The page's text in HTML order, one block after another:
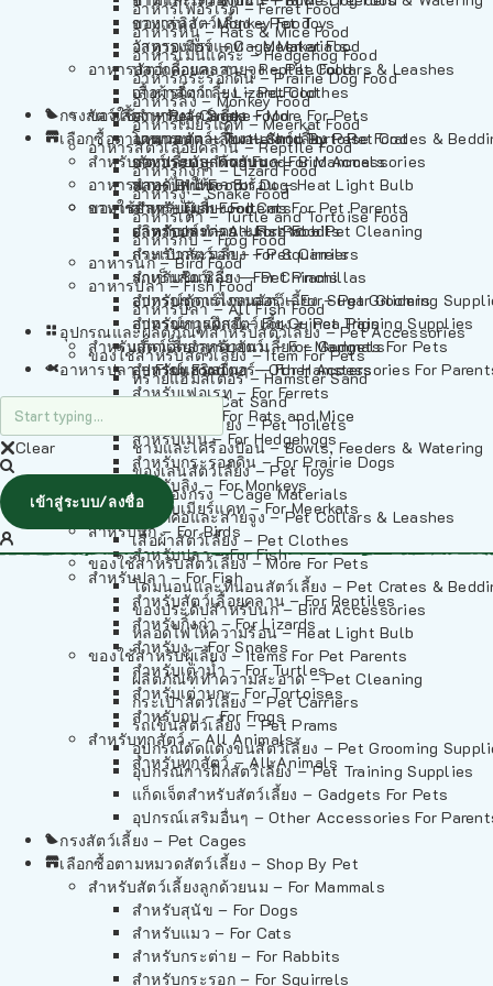
อาหารเฟอร์เร็ต – Ferret Food
อาหารหนู – Rats & Mice Food
อาหารเม่นแคระ – Hedgehog Food
อาหารกระรอกดิน – Prairie Dog Food
อาหารลิง – Monkey Food
อาหารเมียร์แคท – Meerkat Food
อาหารสัตว์เลี้อยคลาน – Reptile Food
อาหารกิ้งก่า – Lizard Food
อาหารงู – Snake Food
อาหารเต่า – Turtle and Tortoise Food
อาหารกบ – Frog Food
อาหารนก – Bird Food
อาหารปลา – Fish Food
อาหารปลา – All Fish Food
อุปกรณและผลิตภัณฑ์สำหรับสัตว์เลี้ยง – Pet Accessories
ของใช้สำหรับสัตว์เลี้ยง – Item For Pets
ทรายแฮมสเตอร์ – Hamster Sand
ทรายแมว – Cat Sand
ห้องน้ำสัตว์เลี้ยง – Pet Toilets
ชามและเครื่องป้อน – Bowls, Feeders & Watering
ของเล่นสัตว์เลี้ยง – Pet Toys
วัสดุรองกรง – Cage Materials
ปลอกคอและสายจูง – Pet Collars & Leashes
เสื้อผ้าสัตว์เลี้ยง – Pet Clothes
ของใช้สำหรับสัตว์เลี้ยง – More For Pets
โดมนอนและที่นอนสัตว์เลี้ยง – Pet Crates &
ของประดับสำหรับนก – Bird Accessories
หลอดไฟให้ความร้อน – Heat Light Bulb
ของใช้สำหรับผู้เลี้ยง – Items For Pet Parents
ผลิตภัณฑ์ทำความสะอาด – Pet Cleaning
กระเป๋าสัตว์เลี้ยง – Pet Carriers
รถเข็นสัตว์เลี้ยง – Pet Prams
อุปกรณ์ตัดแต่งขนสัตว์เลี้ยง – Pet Grooming
อุปกรณ์การฝึกสัตว์เลี้ยง – Pet Training Supplies
แก็ดเจ็ตสำหรับสัตว์เลี้ยง – Gadgets For Pets
อุปกรณ์เสริมอื่นๆ – Other Accessories For
กรงสัตว์เลี้ยง – Pet Cages
เลือกซื้อตามหมวดสัตว์เลี้ยง – Shop By Pet
สำหรับสัตว์เลี้ยงลูกด้วยนม – For Mammals
สำหรับสุนัข – For Dogs
สำหรับแมว – For Cats
สำหรับกระต่าย – For Rabbits
สำหรับกระรอก – For Squirrels
อาหารลิง – Monkey Food
อาหารเมียร์แคท – Meerkat Food
อาหารสัตว์เลี้อยคลาน – Reptile Food
อาหารกิ้งก่า – Lizard Food
อาหารงู – Snake Food
อาหารเต่า – Turtle and Tortoise Food
อาหารกบ – Frog Food
อาหารนก – Bird Food
อาหารปลา – Fish Food
อาหารปลา – All Fish Food
ของเล่นสัตว์เลี้ยง – Pet Toys
วัสดุรองกรง – Cage Materials
ปลอกคอและสายจูง – Pet Collars & Leashes
เสื้อผ้าสัตว์เลี้ยง – Pet Clothes
ของใช้สำหรับสัตว์เลี้ยง – More For Pets
โดมนอนและที่นอนสัตว์เลี้ยง – Pet Crates &
ของประดับสำหรับนก – Bird Accessories
หลอดไฟให้ความร้อน – Heat Light Bulb
ของใช้สำหรับผู้เลี้ยง – Items For Pet Parents
ผลิตภัณฑ์ทำความสะอาด – Pet Cleaning
กระเป๋าสัตว์เลี้ยง – Pet Carriers
รถเข็นสัตว์เลี้ยง – Pet Prams
อุปกรณ์ตัดแต่งขนสัตว์เลี้ยง – Pet Grooming
อุปกรณ์การฝึกสัตว์เลี้ยง – Pet Training Supplies
แก็ดเจ็ตสำหรับสัตว์เลี้ยง – Gadgets For Pets
อุปกรณ์เสริมอื่นๆ – Other Accessories For
กรงสัตว์เลี้ยง – Pet Cages
เลือกซื้อตามหมวดสัตว์เลี้ยง – Shop By Pet
สำหรับสัตว์เลี้ยงลูกด้วยนม – For Mammals
สำหรับสุนัข – For Dogs
สำหรับแมว – For Cats
สำหรับกระต่าย – For Rabbits
สำหรับกระรอก – For Squirrels
สำหรับชินชิล่า – For Chinchillas
สำหรับชูการ์ไกลเดอร์ – For Sugar Gliders
สำหรับหนูแกสบี้ – For Guinea Pigs
สำหรับสัตว์เลี้ยงลูกด้วยนม – For Mammals
สำหรับแฮมสเตอร์ – For Hamsters
สำหรับเฟอเรท – For Ferrets
สำหรับหนู – For Rats and Mice
สำหรับเม่น – For Hedgehogs
สำหรับกระรอกดิน – For Prairie Dogs
สำหรับลิง – For Monkeys
สำหรับเมียร์แคท – For Meerkats
สำหรับนก – For Birds
สำหรับปลา – For Fish
สำหรับปลา – For Fish
สำหรับสัตว์เลื้อยคลาน – For Reptiles
สำหรับกิ้งก่า – For Lizards
สำหรับงู – For Snakes
สำหรับเต่าน้ำ – For Turtles
สำหรับเต่าบก – For Tortoises
สำหรับกบ – For Frogs
สำหรับทุกสัตว์ – All Animals
สำหรับทุกสัตว์ – All Animals
อาหารปลา – Fish Food
Clear
เข้าสู่ระบบ/ลงชื่อ